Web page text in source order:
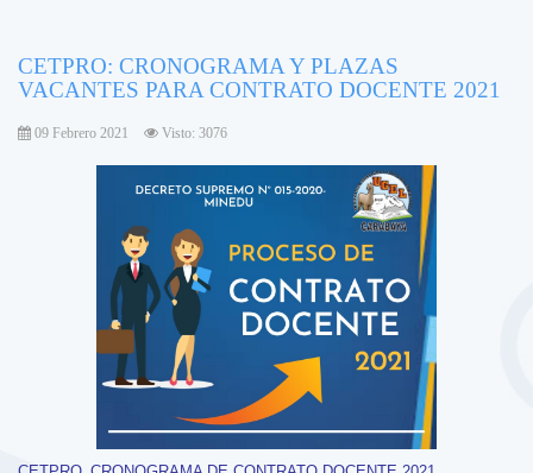
CETPRO: CRONOGRAMA Y PLAZAS
VACANTES PARA CONTRATO DOCENTE 2021
09 Febrero 2021 Visto: 3076